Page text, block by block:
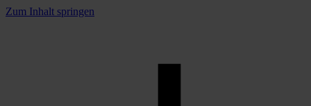
Zum Inhalt springen